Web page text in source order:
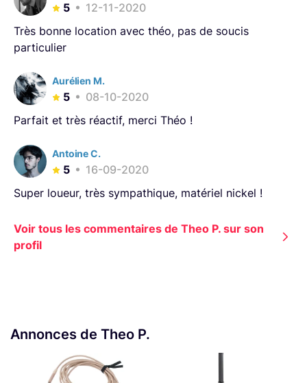
5
12-11-2020
Très bonne location avec théo, pas de soucis
particulier
Aurélien M.
5
08-10-2020
Parfait et très réactif, merci Théo !
Antoine C.
5
16-09-2020
Super loueur, très sympathique, matériel nickel !
Voir tous les commentaires de Theo P. sur son
profil
Annonces de Theo P.